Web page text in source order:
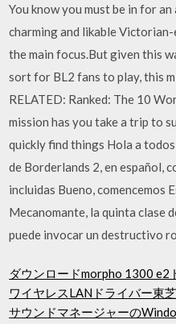
You know you must be in for
charming and likable
the main focus.But given this
sort for BL2 fans to play, this
RELATED: Ranked: The 10
mission has you take a trip to
quickly find things Hola a
de Borderlands 2, en español,
incluidas Bueno, comencemos
Mecanomante, la quinta clase
puede invocar un destructivo
ダウンロードmorpho 1300 e2
ワイヤレスLANドライバー東
サウンドマネージャーの